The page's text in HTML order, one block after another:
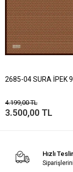
2685-04 SURA İPEK
4.199,00 TL
3.500,00 TL
Hızlı